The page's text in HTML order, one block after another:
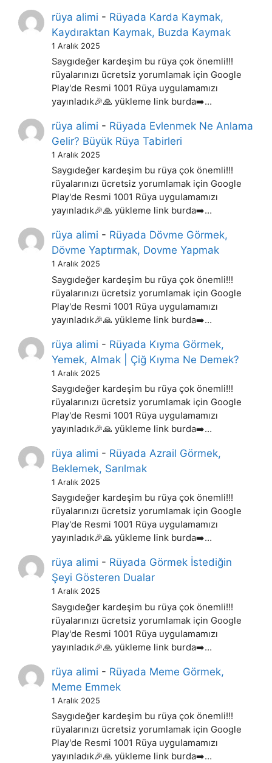
rüya alimi - Rüyada Karda Kaymak,
Kaydıraktan Kaymak, Buzda Kaymak
1 Aralık 2025
Saygıdeğer kardeşim bu rüya çok önemli!!!
rüyalarınızı ücretsiz yorumlamak için Google
Play'de Resmi 1001 Rüya uygulamamızı
yayınladık🎉🙏 yükleme link burda➡️…
rüya alimi - Rüyada Evlenmek Ne Anlama
Gelir? Büyük Rüya Tabirleri
1 Aralık 2025
Saygıdeğer kardeşim bu rüya çok önemli!!!
rüyalarınızı ücretsiz yorumlamak için Google
Play'de Resmi 1001 Rüya uygulamamızı
yayınladık🎉🙏 yükleme link burda➡️…
rüya alimi - Rüyada Dövme Görmek,
Dövme Yaptırmak, Dovme Yapmak
1 Aralık 2025
Saygıdeğer kardeşim bu rüya çok önemli!!!
rüyalarınızı ücretsiz yorumlamak için Google
Play'de Resmi 1001 Rüya uygulamamızı
yayınladık🎉🙏 yükleme link burda➡️…
rüya alimi - Rüyada Kıyma Görmek,
Yemek, Almak | Çiğ Kıyma Ne Demek?
1 Aralık 2025
Saygıdeğer kardeşim bu rüya çok önemli!!!
rüyalarınızı ücretsiz yorumlamak için Google
Play'de Resmi 1001 Rüya uygulamamızı
yayınladık🎉🙏 yükleme link burda➡️…
rüya alimi - Rüyada Azrail Görmek,
Beklemek, Sarılmak
1 Aralık 2025
Saygıdeğer kardeşim bu rüya çok önemli!!!
rüyalarınızı ücretsiz yorumlamak için Google
Play'de Resmi 1001 Rüya uygulamamızı
yayınladık🎉🙏 yükleme link burda➡️…
rüya alimi - Rüyada Görmek İstediğin
Şeyi Gösteren Dualar
1 Aralık 2025
Saygıdeğer kardeşim bu rüya çok önemli!!!
rüyalarınızı ücretsiz yorumlamak için Google
Play'de Resmi 1001 Rüya uygulamamızı
yayınladık🎉🙏 yükleme link burda➡️…
rüya alimi - Rüyada Meme Görmek,
Meme Emmek
1 Aralık 2025
Saygıdeğer kardeşim bu rüya çok önemli!!!
rüyalarınızı ücretsiz yorumlamak için Google
Play'de Resmi 1001 Rüya uygulamamızı
yayınladık🎉🙏 yükleme link burda➡️…